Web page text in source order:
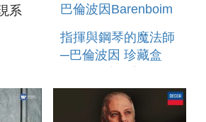
系
巴倫波因Barenboim
指揮與鋼琴的魔法師
─巴倫波因 珍藏盒
BERLINER
PHILHARMONIKER